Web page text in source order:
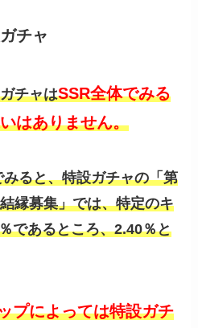
チャ
チャはSSR全体でみる
はありません。
ると、特設ガチャの「第
縁募集」では、特定のキ
であるところ、2.40％と
プによっては特設ガチ